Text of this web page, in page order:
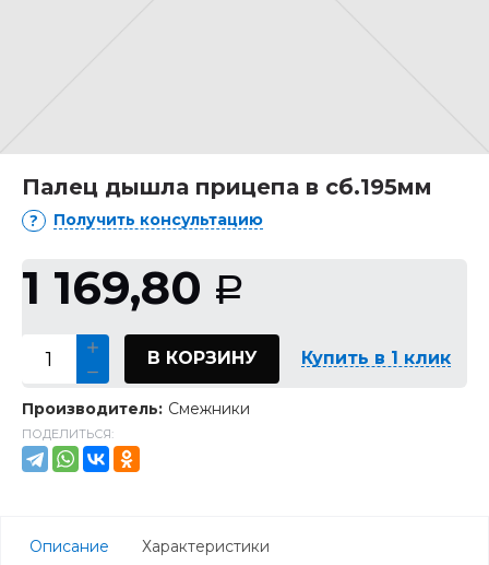
Палец дышла прицепа в сб.195мм
Получить консультацию
1 169,80 Р
В КОРЗИНУ Купить в 1 клик
Производитель: Смежники
ПОДЕЛИТЬСЯ:
Описание Характеристики